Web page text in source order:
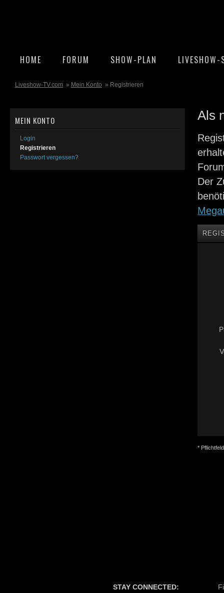
HOME FORUM SHOW-PLAN LIVESHOW-
Liveshow-TV.com » Mein Konto » Registrieren
Als
Der
*
MEIN KONTO
Login
Registrieren
Passwort vergessen?
STAY CONNECTED: